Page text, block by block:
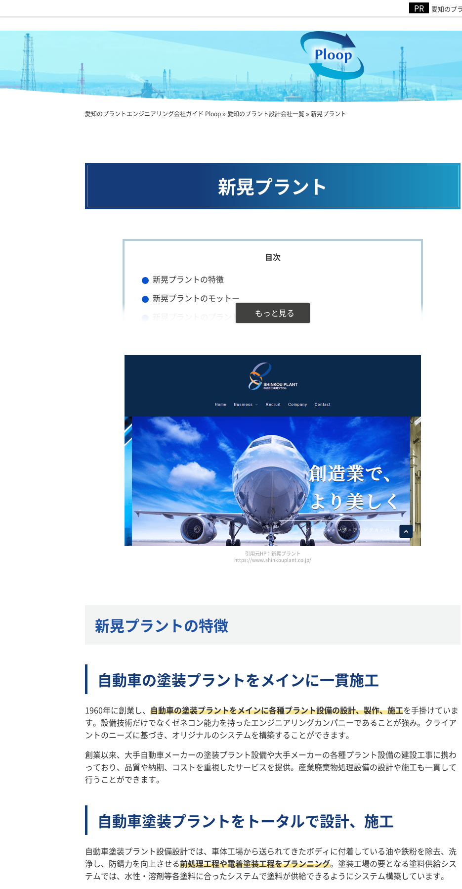
愛知のプ
愛知のプラントエンジニアリング会社ガイド Ploop» 愛知のプラント設計会社一覧»新晃プラント
新晃プラント
新晃プラントの特徴
新晃プラントのモットー
新晃プラントのプラント施工事例
新晃プラントにプラントの設計依頼をするには
引用元HP：新晃プラント
https://www.shinkouplant.co.jp/
新晃プラントの特徴
自動車の塗装プラントをメインに一貫施工
1960年に創業し、 自動車の塗装プラントをメインに各種プラント設備の設計、製作、施工を手掛けていま
す。設備技術だけでなくゼネコン能力を持ったエンジニアリングカンパニーであることが強み。クライア
ントのニーズに基づき、オリジナルのシステムを構築することができます。
創業以来、大手自動車メーカーの塗装プラント設備や大手メーカーの各種プラント設備の建設工事に携わ
っており、品質や納期、コストを重視したサービスを提供。産業廃棄物処理設備の設計や施工も一貫して
行うことができます。
自動車塗装プラントをトータルで設計、施工
自動車塗装プラント設備設計では、車体工場から送られてきたボディに付着している油や鉄粉を除去、洗
浄し、防錆力を向上させる前処理工程や電着塗装工程をプランニング。塗装工場の要となる塗料供給シス
テムでは、水性・溶剤等各塗料に合ったシステムで塗料が供給できるようにシステム構築しています。